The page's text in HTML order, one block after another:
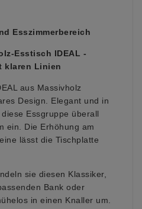
Esszimmerbereich
Esstisch IDEAL -
klaren Linien
aus Massivholz
Design. Elegant und in
Essgruppe überall
ein. Die Erhöhung am
lässt die Tischplatte
sie diesen Klassiker,
Bank oder
in einen Knaller um.